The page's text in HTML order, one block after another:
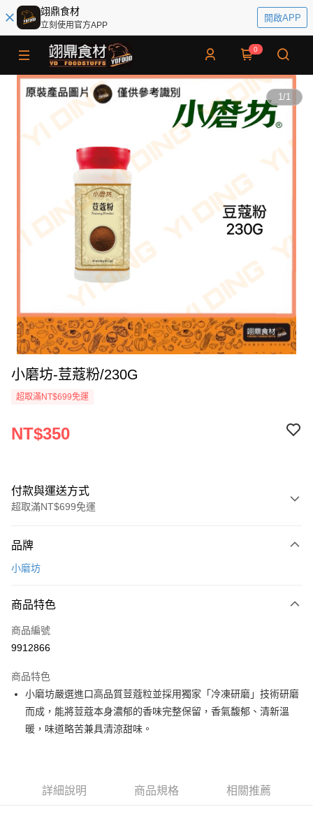
翊鼎食材
立刻使用官方APP
開啟APP
0
1/1
小磨坊-荳蔻粉/230G
超取滿NT$699免運
NT$350
付款與運送方式
超取滿NT$699免運
信用卡一次付款
運送方式
• 付款後全家取貨
• 付款後7-11取貨
每筆NT$60，滿NT$699(含以上)免運費
(請點開選項勾選)
品牌
小磨坊
商品特色
商品編號
9912866
商品特色
小磨坊嚴選進口高品質荳蔻粒並採用獨家「冷凍研磨」技術研磨
而成，能將荳蔻本身濃郁的香味完整保留，香氣馥郁、清新溫
暖，味道略苦兼具清涼甜味。
詳細說明 商品規格 相關推薦